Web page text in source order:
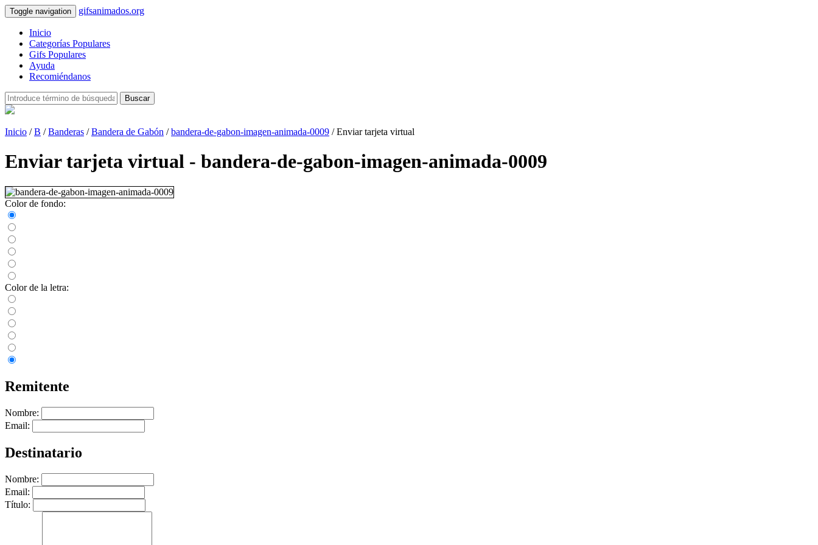
Toggle navigation gifsanimados.org
Inicio
Categorías Populares
Gifs Populares
Ayuda
Recomiéndanos
Buscar
Inicio /B /Banderas /Bandera de Gabón /bandera-de-gabon-imagen-animada-0009 / Enviar tarjeta virtual
Enviar tarjeta virtual - bandera-de-gabon-imagen-animada-0009
Color de fondo:
Color de la letra:
Remitente
Nombre:
Email:
Destinatario
Nombre:
Email:
Título: